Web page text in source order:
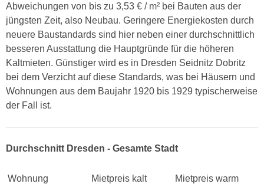
Abweichungen von bis zu 3,53 € / m² bei Bauten aus der
jüngsten Zeit, also Neubau. Geringere Energiekosten durch
neuere Baustandards sind hier neben einer durchschnittlich
besseren Ausstattung die Hauptgründe für die höheren
Kaltmieten. Günstiger wird es in Dresden Seidnitz Dobritz
bei dem Verzicht auf diese Standards, was bei Häusern und
Wohnungen aus dem Baujahr 1920 bis 1929 typischerweise
der Fall ist.
Durchschnitt Dresden - Gesamte Stadt
Wohnung Mietpreis kalt
Mietpreis warm